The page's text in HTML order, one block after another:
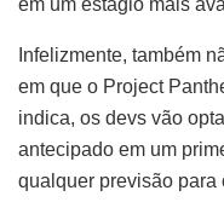
Infelizmente, também
em que o Project
indica, os devs vão
antecipado em um
qualquer previsão para